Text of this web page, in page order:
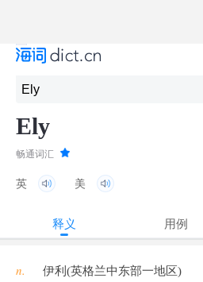
Ely
畅通词汇
英 美
释义 用例
n. 伊利(英格兰中东部一地区)